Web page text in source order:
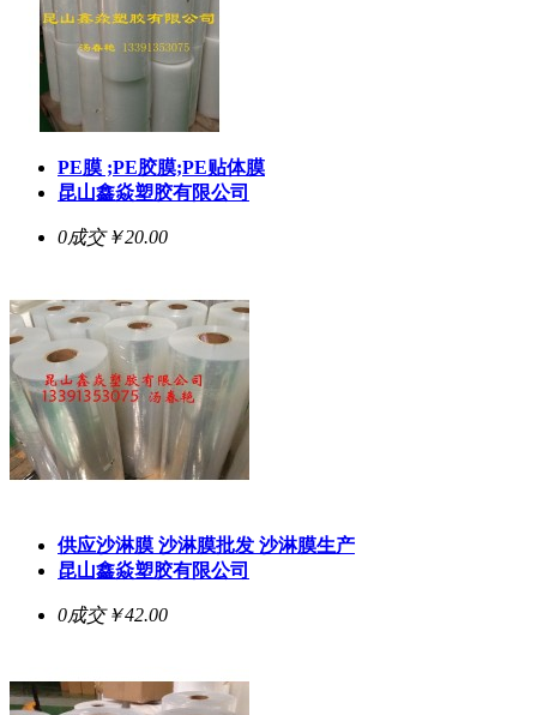
PE膜 ;PE胶膜;PE贴体膜
昆山鑫焱塑胶有限公司
0成交￥20.00
供应沙淋膜 沙淋膜批发 沙淋膜生产
昆山鑫焱塑胶有限公司
0成交￥42.00